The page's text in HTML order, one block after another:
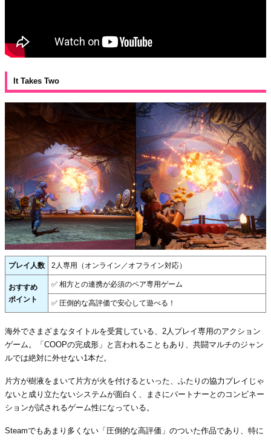
It Takes Two
プレイ人数 2人専用（オンライン／オフライン対応）
おすすめ
ポイント
✅ 相方との連携が必須のペア専用ゲーム
✅ 圧倒的な高評価で安心して遊べる！
海外でさまざまなタイトルを受賞している、2人プレイ専用のアクション
ゲーム。「COOPの完成形」と言われることもあり、共闘マルチのジャン
ルでは絶対に外せない1本だ。
片方が樹液をまいて片方が火を付けるといった、ふたりの協力プレイじゃ
ないと成り立たないシステムが面白く、まさにパートナーとのコンビネー
ションが試されるゲーム性になっている。
Steamでもあまり多くない「圧倒的な高評価」のついた作品であり、特に